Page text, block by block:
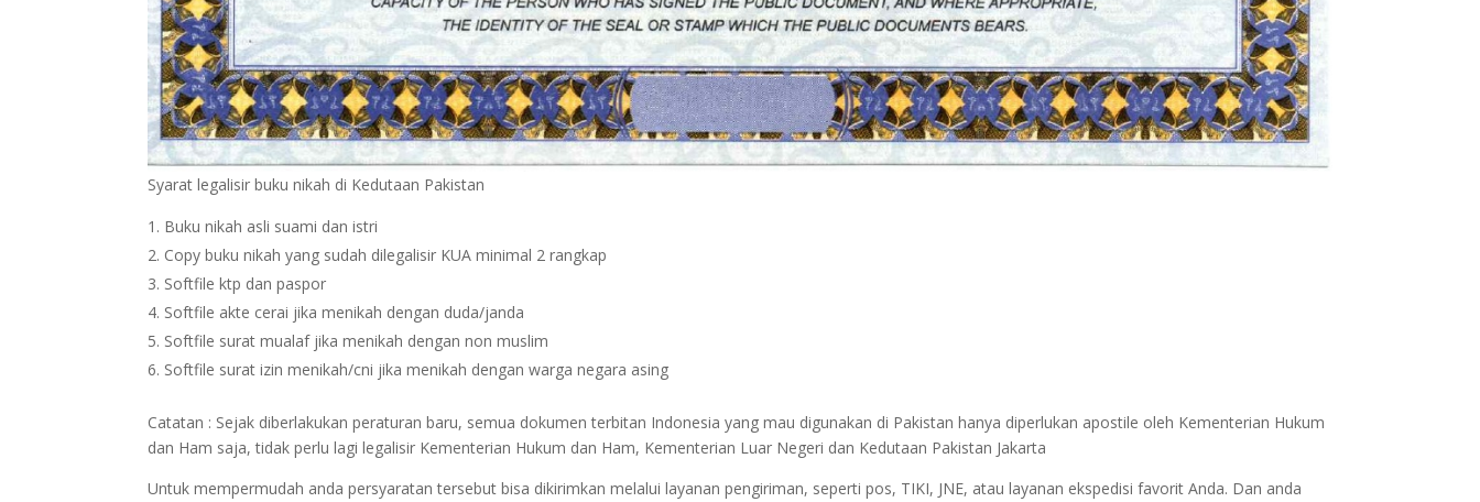
Syarat legalisir buku nikah di Kedutaan Pakistan
Buku nikah asli suami dan istri
Copy buku nikah yang sudah dilegalisir KUA minimal 2 rangkap
Softfile ktp dan paspor
Softfile akte cerai jika menikah dengan duda/janda
Softfile surat mualaf jika menikah dengan non muslim
Softfile surat izin menikah/cni jika menikah dengan warga negara asing
Catatan : Sejak diberlakukan peraturan baru, semua dokumen terbitan Indonesia yang mau digunakan di Pakistan hanya diperlukan apostile oleh Kementerian Hukum
dan Ham saja, tidak perlu lagi legalisir Kementerian Hukum dan Ham, Kementerian Luar Negeri dan Kedutaan Pakistan Jakarta
Untuk mempermudah anda persyaratan tersebut bisa dikirimkan melalui layanan pengiriman, seperti pos, TIKI, JNE, atau layanan ekspedisi favorit Anda. Dan anda